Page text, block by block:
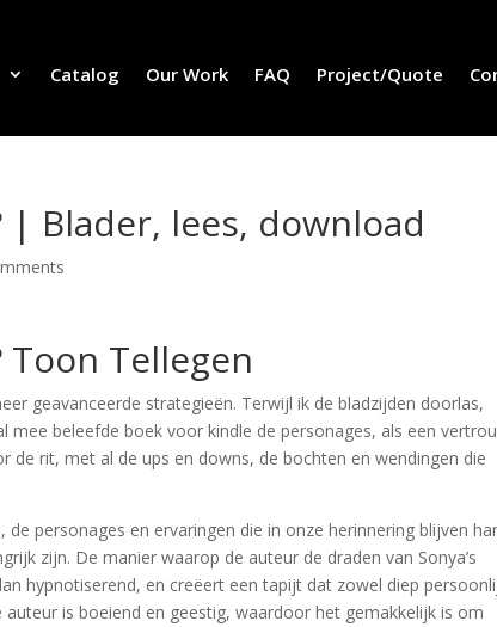
Catalog Our Work FAQ Project/Quote
Blader, lees, download
Tellegen
geavanceerde strategieën. Terwijl ik de bladzijden doorlas,
mee beleefde boek voor kindle de personages, als een
rit, met al de ups en downs, de bochten en wendingen die
personages en ervaringen die in onze herinnering blijven
zijn. De manier waarop de auteur de draden van Sonya’s
hypnotiserend, en creëert een tapijt dat zowel diep
is boeiend en geestig, waardoor het gemakkelijk is om